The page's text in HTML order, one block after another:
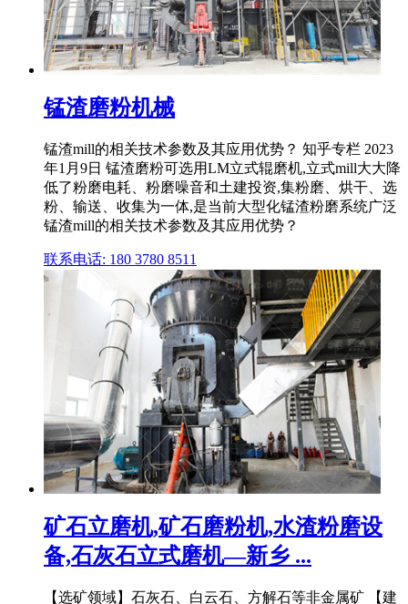
锰渣磨粉机械
锰渣mill的相关技术参数及其应用优势？ 知乎专栏 2023
年1月9日 锰渣磨粉可选用LM立式辊磨机,立式mill大大降
低了粉磨电耗、粉磨噪音和土建投资,集粉磨、烘干、选
粉、输送、收集为一体,是当前大型化锰渣粉磨系统广泛
锰渣mill的相关技术参数及其应用优势？
联系电话: 180 3780 8511
矿石立磨机,矿石磨粉机,水渣粉磨设
备,石灰石立式磨机—新乡 ...
【选矿领域】石灰石、白云石、方解石等非金属矿 【建